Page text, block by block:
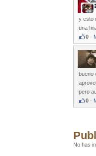
y esto
una
0 ·
bueno
pero
0 ·
No has